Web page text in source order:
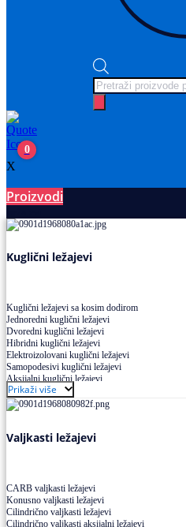
Products
search
0
X
Proizvodi
Kuglični ležajevi
Kuglični ležajevi sa kosim dodirom
Jednoredni kuglični ležajevi
Dvoredni kuglični ležajevi
Hibridni kuglični ležajevi
Elektroizolovani kuglični ležajevi
Samopodesivi kuglični ležajevi
Aksijalni kuglični ležajevi
Kuglični ležajevi od nerđajućeg čelika
Prikaži više
Valjkasti ležajevi
CARB valjkasti ležajevi
Konusno valjkasti ležajevi
Cilindrično valjkasti ležajevi
Cilindrično valjkasti aksijalni ležajevi